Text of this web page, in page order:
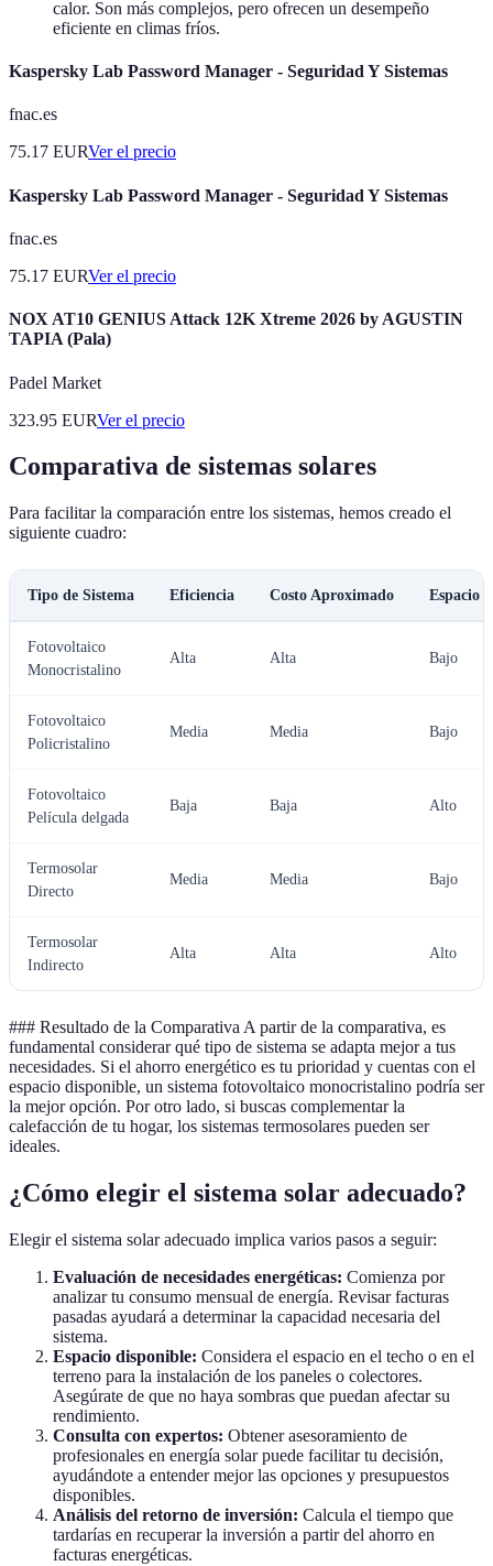
calor. Son más complejos, pero ofrecen un desempeño
eficiente en climas fríos.
Kaspersky Lab Password Manager - Seguridad Y Sistemas
fnac.es
75.17 EURVer el precio
Kaspersky Lab Password Manager - Seguridad Y Sistemas
fnac.es
75.17 EURVer el precio
NOX AT10 GENIUS Attack 12K Xtreme 2026 by AGUSTIN
TAPIA (Pala)
Padel Market
323.95 EURVer el precio
Comparativa de sistemas solares
Para facilitar la comparación entre los sistemas, hemos creado el
siguiente cuadro:
Tipo de Sistema Eficiencia Costo Aproximado Espacio
Fotovoltaico
Monocristalino
Alta Alta Bajo
Fotovoltaico
Policristalino
Media Media Bajo
Fotovoltaico
Película delgada
Baja Baja Alto
Termosolar
Directo
Media Media Bajo
Termosolar
Indirecto
Alta Alta Alto
### Resultado de la Comparativa A partir de la comparativa, es
fundamental considerar qué tipo de sistema se adapta mejor a tus
necesidades. Si el ahorro energético es tu prioridad y cuentas con el
espacio disponible, un sistema fotovoltaico monocristalino podría ser
la mejor opción. Por otro lado, si buscas complementar la
calefacción de tu hogar, los sistemas termosolares pueden ser
ideales.
¿Cómo elegir el sistema solar adecuado?
Elegir el sistema solar adecuado implica varios pasos a seguir:
Evaluación de necesidades energéticas: Comienza por
analizar tu consumo mensual de energía. Revisar facturas
pasadas ayudará a determinar la capacidad necesaria del
sistema.
Espacio disponible: Considera el espacio en el techo o en el
terreno para la instalación de los paneles o colectores.
Asegúrate de que no haya sombras que puedan afectar su
rendimiento.
Consulta con expertos: Obtener asesoramiento de
profesionales en energía solar puede facilitar tu decisión,
ayudándote a entender mejor las opciones y presupuestos
disponibles.
Análisis del retorno de inversión: Calcula el tiempo que
tardarías en recuperar la inversión a partir del ahorro en
facturas energéticas.